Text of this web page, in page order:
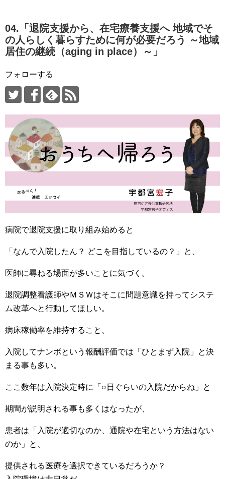
04.「退院支援から、在宅療養支援へ 地域でそ
の人らしく暮らすために何が必要だろう ～地域
居住の継続（aging in place）～」
フォローする
病院で退院支援に取り組み始めると
「なんで入院したん？ どこを目指しているの？」と、
医師に尋ねる場面が多いことに気づく。
退院調整看護師やＭＳＷはそこに問題意識を持ってシステ
ム改革へと行動してほしい。
病床稼働率を維持すること、
入院してナンボという報酬評価では「ひとまず入院」と決
まる事も多い。
ここ数年は入院決定時に「○日ぐらいの入院だからね」と
期間が説明される事も多くはなったが、
患者は「入院が適切なのか、通院や在宅という方法はない
のか」と、
提供される医療を選択できているだろうか？